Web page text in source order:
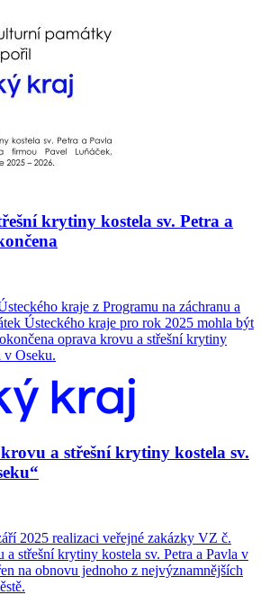
krytiny kostela sv. Petra a
kraje z Programu na záchranu a
Ústeckého kraje pro rok 2025 mohla být
oprava krovu a střešní krytiny
v Oseku.
a střešní krytiny kostela sv.
2025 realizaci veřejné zakázky VZ č.
a střešní krytiny kostela sv. Petra a Pavla v
na obnovu jednoho z nejvýznamnějších